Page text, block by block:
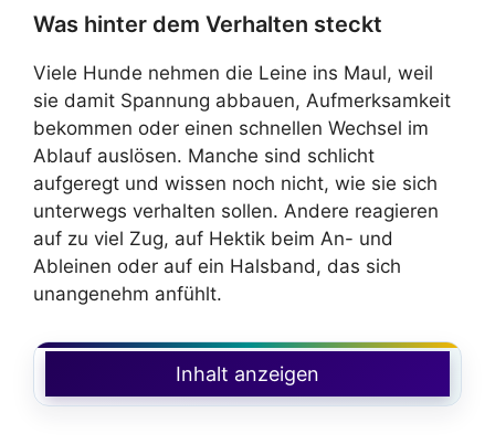
Was hinter dem Verhalten steckt
Viele Hunde nehmen die Leine ins Maul, weil
sie damit Spannung abbauen, Aufmerksamkeit
bekommen oder einen schnellen Wechsel im
Ablauf auslösen. Manche sind schlicht
aufgeregt und wissen noch nicht, wie sie sich
unterwegs verhalten sollen. Andere reagieren
auf zu viel Zug, auf Hektik beim An- und
Ableinen oder auf ein Halsband, das sich
unangenehm anfühlt.
Inhalt anzeigen